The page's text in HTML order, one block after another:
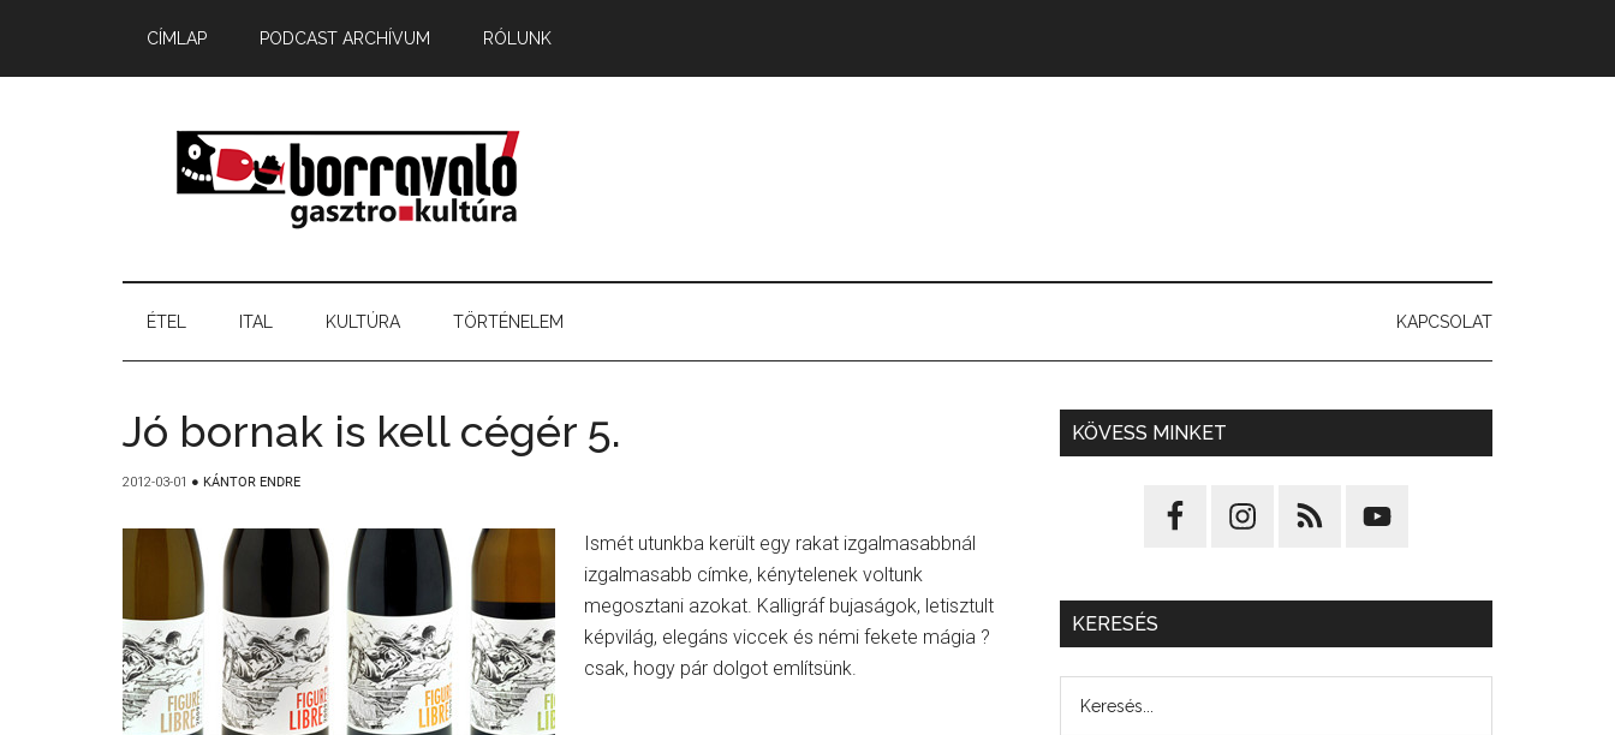
CÍMLAP PODCAST ARCHÍVUM RÓLUNK
ÉTEL ITAL KULTÚRA TÖRTÉNELEM KAPCSOLAT
Jó bornak is kell cégér 5.
2012-03-01 ● KÁNTOR ENDRE
Ismét utunkba került egy rakat izgalmasabbnál
izgalmasabb címke, kénytelenek voltunk
megosztani azokat. Kalligráf bujaságok, letisztult
képvilág, elegáns viccek és némi fekete mágia ?
csak, hogy pár dolgot említsünk.
KÖVESS MINKET
KERESÉS